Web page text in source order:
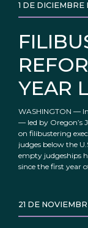
YEAR
1 DE DICIEMBRE
WASHINGTON —
— led by Oregon’s
on filibustering
judges below the
empty judgeships
since the first year
21 DE